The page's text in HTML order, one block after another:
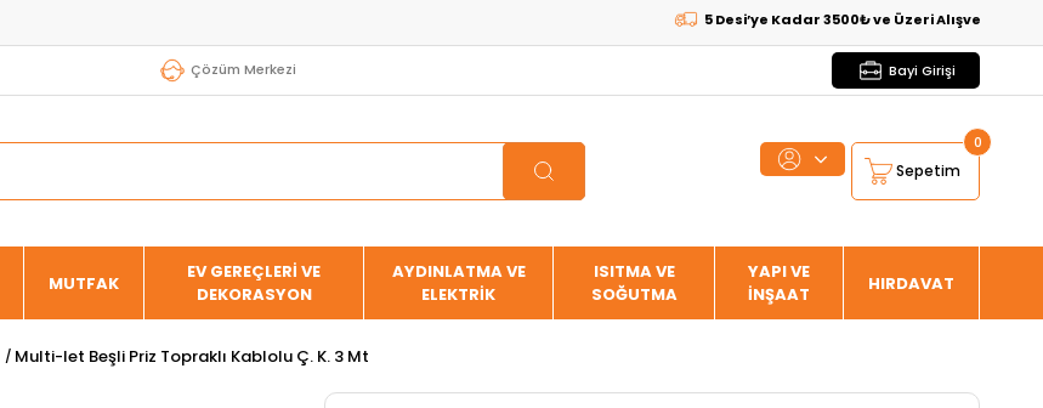
5 Desi’ye Kadar 3500₺ ve Üzeri Alışverişlerde
Çözüm Merkezi Bayi Girişi
Sepetim
0
MUTFAK
EV GEREÇLERİ VE
DEKORASYON
AYDINLATMA VE
ELEKTRİK
ISITMA VE
SOĞUTMA
YAPI VE
İNŞAAT
HIRDAVAT
Multi-let Beşli Priz Topraklı Kablolu Ç. K. 3 Mt